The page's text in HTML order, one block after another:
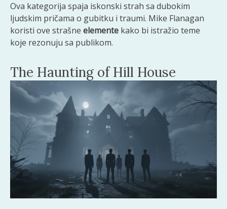
Ova kategorija spaja iskonski strah sa dubokim
ljudskim pričama o gubitku i traumi. Mike Flanagan
koristi ove strašne elemente kako bi istražio teme
koje rezonuju sa publikom.
The Haunting of Hill House